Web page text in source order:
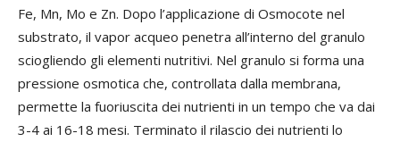
Fe, Mn, Mo e Zn. Dopo l’applicazione di Osmocote nel
substrato, il vapor acqueo penetra all’interno del granulo
sciogliendo gli elementi nutritivi. Nel granulo si forma una
pressione osmotica che, controllata dalla membrana,
permette la fuoriuscita dei nutrienti in un tempo che va dai
3-4 ai 16-18 mesi. Terminato il rilascio dei nutrienti lo